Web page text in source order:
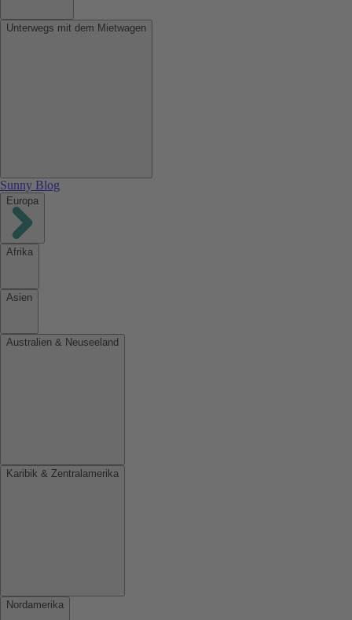
Unterwegs mit dem Mietwagen
Sunny Blog
Europa
Afrika
Asien
Australien & Neuseeland
Karibik & Zentralamerika
Nordamerika